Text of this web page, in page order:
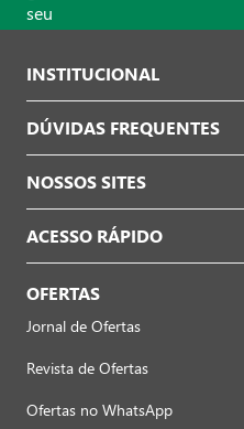
INSTITUCIONAL
DÚVIDAS FREQUENTES
NOSSOS SITES
ACESSO RÁPIDO
OFERTAS
Jornal de Ofertas
Revista de Ofertas
Ofertas no WhatsApp